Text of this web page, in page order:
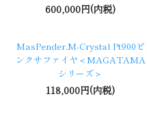
600,000円(内税)
MasPender.M-Crystal Pt900ピ
ンクサファイヤ＜MAGATAMA
シリーズ＞
118,000円(内税)